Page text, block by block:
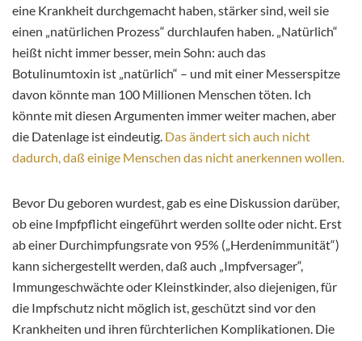
eine Krankheit durchgemacht haben, stärker sind, weil sie
einen „natürlichen Prozess“ durchlaufen haben. „Natürlich“
heißt nicht immer besser, mein Sohn: auch das
Botulinumtoxin ist „natürlich“ – und mit einer Messerspitze
davon könnte man 100 Millionen Menschen töten. Ich
könnte mit diesen Argumenten immer weiter machen, aber
die Datenlage ist eindeutig. Das ändert sich auch nicht
dadurch, daß einige Menschen das nicht anerkennen wollen.
Bevor Du geboren wurdest, gab es eine Diskussion darüber,
ob eine Impfpflicht eingeführt werden sollte oder nicht. Erst
ab einer Durchimpfungsrate von 95% („Herdenimmunität“)
kann sichergestellt werden, daß auch „Impfversager“,
Immungeschwächte oder Kleinstkinder, also diejenigen, für
die Impfschutz nicht möglich ist, geschützt sind vor den
Krankheiten und ihren fürchterlichen Komplikationen. Die